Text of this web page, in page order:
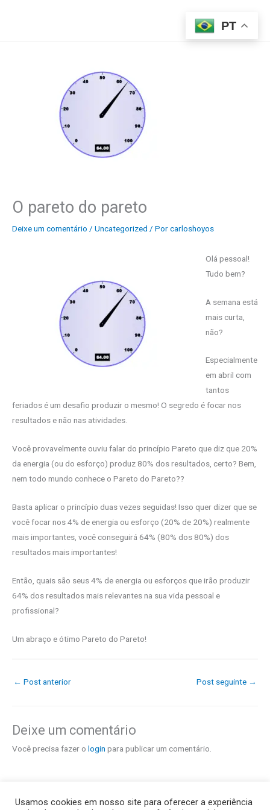
O pareto do pareto
Deixe um comentário / Uncategorized / Porcarloshoyos
Olá pessoal!
Tudo bem?
A semana está
mais curta,
não?
Especialmente
em abril com
tantos
feriados é um desafio produzir o mesmo! O segredo é focar nos
resultados e não nas atividades.
Você provavelmente ouviu falar do princípio Pareto que diz que 20%
da energia (ou do esforço) produz 80% dos resultados, certo? Bem,
nem todo mundo conhece o Pareto do Pareto??
Basta aplicar o princípio duas vezes seguidas! Isso quer dizer que se
você focar nos 4% de energia ou esforço (20% de 20%) realmente
mais importantes, você conseguirá 64% (80% dos 80%) dos
resultados mais importantes!
Então, quais são seus 4% de energia ou esforços que irão produzir
64% dos resultados mais relevantes na sua vida pessoal e
profissional?
Um abraço e ótimo Pareto do Pareto!
← Post anterior Post seguinte →
Deixe um comentário
Você precisa fazer o login para publicar um comentário.
Usamos cookies em nosso site para oferecer a experiência
PT